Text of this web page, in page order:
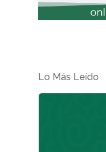
Lo Más Leído